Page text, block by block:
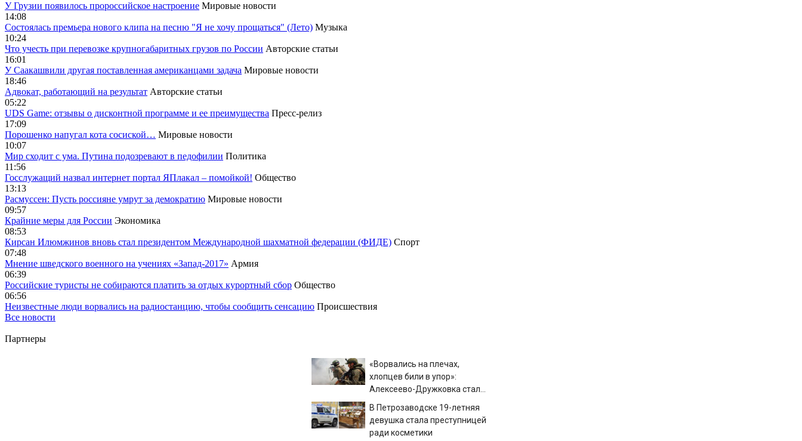
У Грузии появилось пророссийское настроение Мировые новости
14:08
Cостоялась премьера нового клипа на песню "Я не хочу прощаться" (Лето) Музыка
10:24
Что учесть при перевозке крупногабаритных грузов по России Авторские статьи
16:01
У Саакашвили другая поставленная американцами задача Мировые новости
18:46
Адвокат, работающий на результат Авторские статьи
05:22
UDS Game: отзывы о дисконтной программе и ее преимущества Пресс-релиз
17:09
Порошенко напугал кота сосиской… Мировые новости
10:07
Мир сходит с ума. Путина подозревают в педофилии Политика
11:56
Госслужащий назвал интернет портал ЯПлакал – помойкой! Общество
13:13
Расмуссен: Пусть россияне умрут за демократию Мировые новости
09:57
Крайние меры для России Экономика
08:53
Кирсан Илюмжинов вновь стал президентом Международной шахматной федерации (ФИДЕ) Спорт
07:48
Мнение шведского военного на учениях «Запад-2017» Армия
06:39
Российские туристы не собираются платить за отдых курортный сбор Общество
06:56
Неизвестные люди ворвались на радиостанцию, чтобы сообщить сенсацию Происшествия
Все новости
Партнеры
«Ворвались на плечах,
хлопцев били в упор»:
Алексеево-Дружковка стала
Мадьяра»
В Петрозаводске 19-летняя
девушка стала преступницей
ради косметики